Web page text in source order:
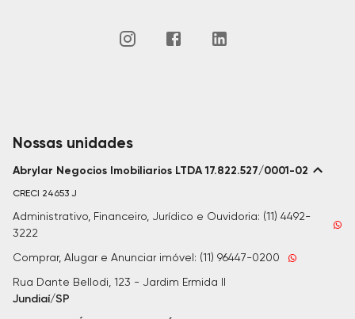
Nossas unidades
Abrylar Negocios Imobiliarios LTDA 17.822.527/0001-02
CRECI 24653 J
Administrativo, Financeiro, Jurídico e Ouvidoria: (11) 4492-
3222
Comprar, Alugar e Anunciar imóvel: (11) 96447-0200
Rua Dante Bellodi, 123 - Jardim Ermida II
Jundiaí/SP